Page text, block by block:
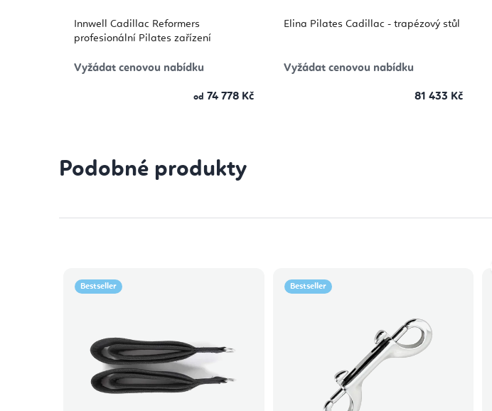
Innwell Cadillac Reformers
profesionální Pilates zařízení
Vyžádat cenovou nabídku
od 74 778 Kč
Elina Pilates Cadillac - trapézový stůl
Vyžádat cenovou nabídku
81 433 Kč
Podobné produkty
Bestseller Bestseller